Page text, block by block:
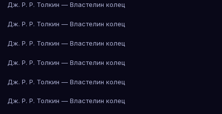
Дж. Р. Р. Толкин — Властелин колец
Дж. Р. Р. Толкин — Властелин колец
Дж. Р. Р. Толкин — Властелин колец
Дж. Р. Р. Толкин — Властелин колец
Дж. Р. Р. Толкин — Властелин колец
Дж. Р. Р. Толкин — Властелин колец